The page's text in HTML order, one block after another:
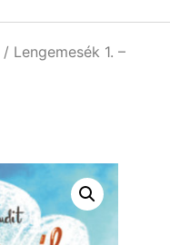
/ Lengemesék 1. –